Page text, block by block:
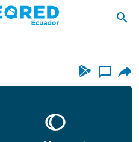
...